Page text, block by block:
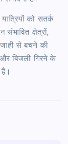
को सतर्क
क्षेत्रों,
से बचने की
बिजली गिरने के